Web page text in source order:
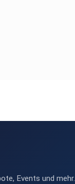
Events und mehr.